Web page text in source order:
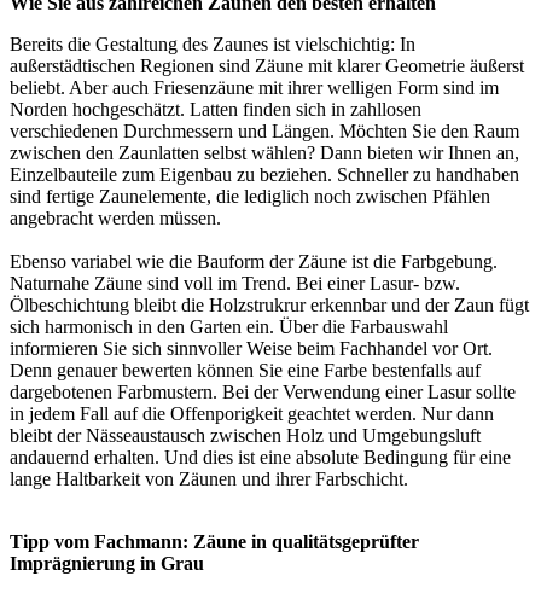
Bereits die Gestaltung des Zaunes ist vielschichtig: In
außerstädtischen Regionen sind Zäune mit klarer Geometrie äußerst
beliebt. Aber auch Friesenzäune mit ihrer welligen Form sind im
Norden hochgeschätzt. Latten finden sich in zahllosen
verschiedenen Durchmessern und Längen. Möchten Sie den Raum
zwischen den Zaunlatten selbst wählen? Dann bieten wir Ihnen an,
Einzelbauteile zum Eigenbau zu beziehen. Schneller zu handhaben
sind fertige Zaunelemente, die lediglich noch zwischen Pfählen
angebracht werden müssen.
Ebenso variabel wie die Bauform der Zäune ist die Farbgebung.
Naturnahe Zäune sind voll im Trend. Bei einer Lasur- bzw.
Ölbeschichtung bleibt die Holzstrukrur erkennbar und der Zaun fügt
sich harmonisch in den Garten ein. Über die Farbauswahl
informieren Sie sich sinnvoller Weise beim Fachhandel vor Ort.
Denn genauer bewerten können Sie eine Farbe bestenfalls auf
dargebotenen Farbmustern. Bei der Verwendung einer Lasur sollte
in jedem Fall auf die Offenporigkeit geachtet werden. Nur dann
bleibt der Nässeaustausch zwischen Holz und Umgebungsluft
andauernd erhalten. Und dies ist eine absolute Bedingung für eine
lange Haltbarkeit von Zäunen und ihrer Farbschicht.
Tipp vom Fachmann: Zäune in qualitätsgeprüfter
Imprägnierung in Grau